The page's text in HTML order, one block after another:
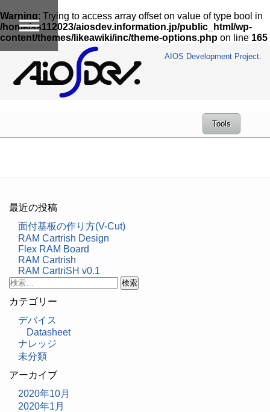
Warning: Trying to access array offset on value of type bool in
/home/ss112023/aiosdev.information.jp/public_html/wp-
content/themes/likeawiki/inc/theme-options.php on line 165
AIOS Development Project.
Tools
最近の投稿
面付基板の作り方(V-Cut)
RAM Cartrish Design
Flex RAM Board
RAM Cartrish
RAM CartriSH v0.1
検
カテゴリー
デバイス
Datasheet
ナレッジ
未分類
アーカイブ
2020年10月
2020年1月